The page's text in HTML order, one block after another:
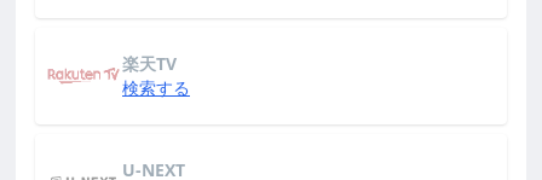
楽天TV
検索する
U-NEXT